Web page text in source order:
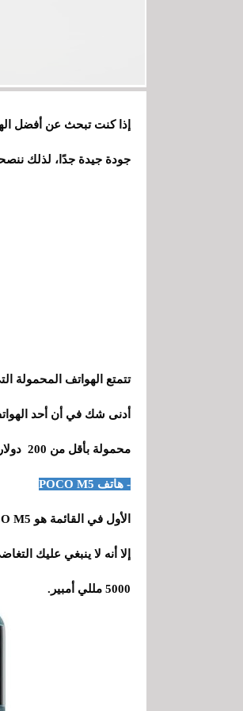
جودة جيدة جدًا، لذلك
تتمتع الهواتف المحمولة
محمولة بأقل من 200 دولار هي التالية:
- هاتف POCO M5
5000 مللي أمبير.